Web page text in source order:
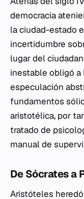
democracia
la ciudad-estado
incertidumbre
lugar del
inestable obligó a
especulación
fundamentos
aristotélica, por
tratado de
manual de
De Sócrates a
Aristóteles